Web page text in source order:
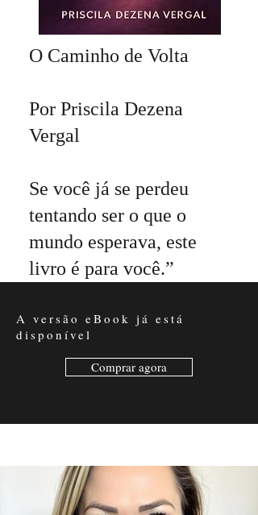
O Caminho de Volta
Por Priscila Dezena
Vergal
Se você já se perdeu
tentando ser o que o
mundo esperava, este
livro é para você.”
A versão eBook já está
disponível
Comprar agora